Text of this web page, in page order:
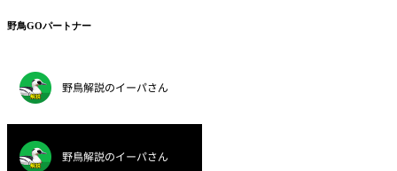
野鳥GOパートナー